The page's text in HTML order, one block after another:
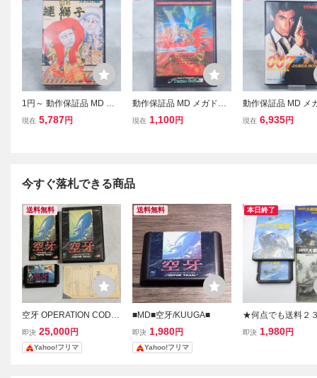
1円～ 動作保証品 MD メ
ガドライブ 魔王連獅子 箱
現在 5,787円
動作保証品 MD メガドラ
イブ エレメンタル マスタ
現在 1,100円
動作保証品 MD メ
イブ 007 死闘
現在 6,935円
今すぐ落札できる商品
送料無料
空牙 OPERATION CODE
VAPOR TRAIL メガドラ
イブ 箱説ハガキ付
即決 25,000円
Yahoo!フリマ
送料無料
■MD■空牙/KUUGA■
即決 1,980円
Yahoo!フリマ
本日終了
★何点でも送料２
★ スーパー大戦略
即決 1,980円